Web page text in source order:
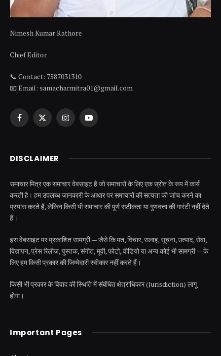
Nimesh Kumar Rathore
Chief Editor
📞 Contact: 7587031310
📧 Email: samacharmitra01@gmail.com
Facebook
X
InstagramYouTube
DISCLAIMER
समाचार मित्र एक समाचार वेबसाइट है जो समाचारों के लिए एक स्रोत के रूप में कार्य
करती है। हम उपलब्ध जानकारी के आधार पर समाचारों की सत्यता की जांच करने का
प्रयास करते हैं, लेकिन किसी भी समाचार की पूर्ण सटीकता या गुणवत्ता की गारंटी नहीं देते
हैं।
इस वेबसाइट पर प्रकाशित सामग्री — जैसे कि मत, विचार, सलाह, सूचना, उत्पाद, सेवा,
विज्ञापन, प्रेस रिलीज़, पुस्तक, संगीत, मूवी, फोटो, वीडियो या अन्य कोई भी सामग्री — के
लिए हम किसी प्रकार की जिम्मेदारी स्वीकार नहीं करते हैं।
किसी भी प्रकार के विवाद की स्थिति में संबंधित क्षेत्राधिकार (Jurisdiction) लागू
होगा।
Important Pages